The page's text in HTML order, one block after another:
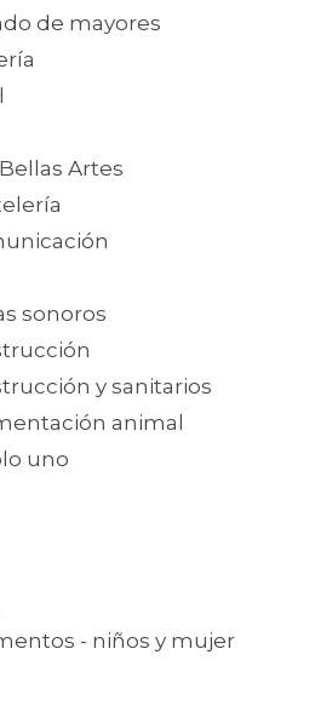
de mayores
Artes
sonoros
y sanitarios
animal
uno
- niños y mujer